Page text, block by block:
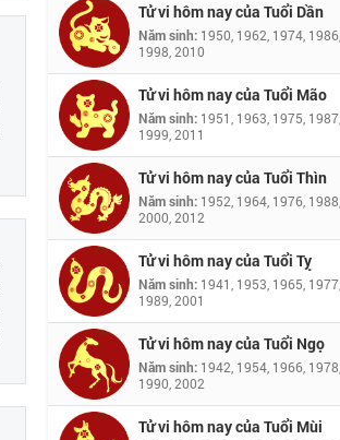
Tử vi hôm nay của Tuổi Dần
Năm sinh: 1950, 1962, 1974, 1986,
1998, 2010
Tử vi hôm nay của Tuổi Mão
Năm sinh: 1951, 1963, 1975, 1987,
1999, 2011
Tử vi hôm nay của Tuổi Thìn
Năm sinh: 1952, 1964, 1976, 1988,
2000, 2012
Tử vi hôm nay của Tuổi Tỵ
Năm sinh: 1941, 1953, 1965, 1977,
1989, 2001
Tử vi hôm nay của Tuổi Ngọ
Năm sinh: 1942, 1954, 1966, 1978,
1990, 2002
Tử vi hôm nay của Tuổi Mùi